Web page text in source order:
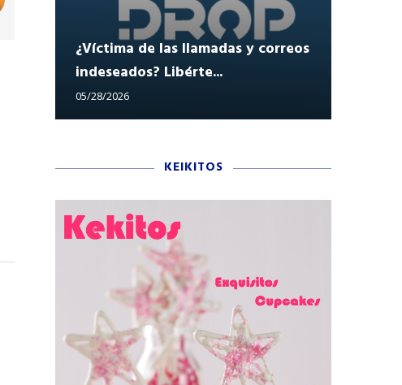
¿Víctima de las llamadas y correos
indeseados? Libérte...
05/28/2026
KEIKITOS